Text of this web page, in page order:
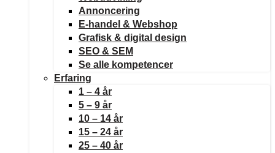
Annoncering
E-handel & Webshop
Grafisk & digital design
SEO & SEM
Se alle kompetencer
Erfaring
1 – 4 år
5 – 9 år
10 – 14 år
15 – 24 år
25 – 40 år